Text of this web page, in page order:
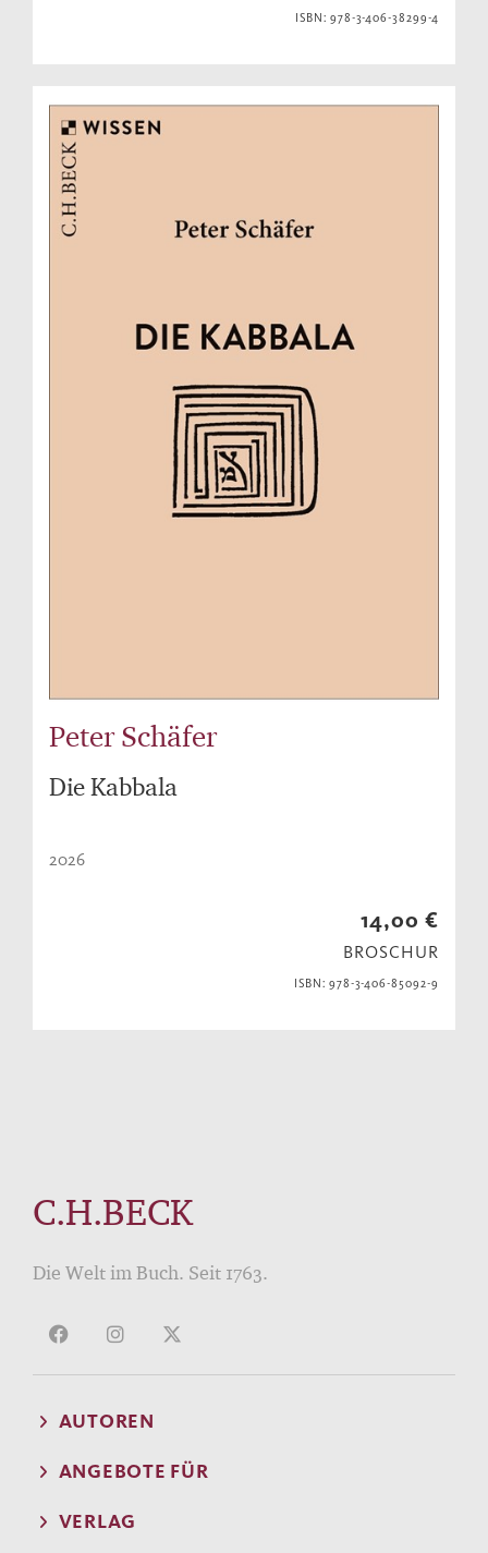
ISBN: 978-3-406-38299-4
Peter Schäfer
Die Kabbala
2026
14,00 €
BROSCHUR
ISBN: 978-3-406-85092-9
C.H.BECK
Die Welt im Buch. Seit 1763.
AUTOREN
ANGEBOTE FÜR
VERLAG